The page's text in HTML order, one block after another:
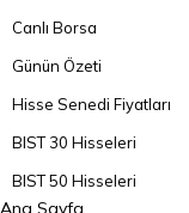
Canlı Borsa
Günün Özeti
Hisse Senedi Fiyatları
BIST 30 Hisseleri
BIST 50 Hisseleri
Ana Sayfa